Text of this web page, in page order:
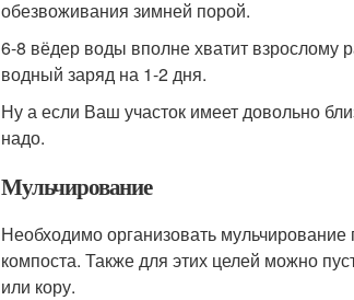
обезвоживания зимней порой.
6-8 вёдер воды вполне хватит взрослому
водный заряд на 1-2 дня.
Ну а если Ваш участок имеет довольно
надо.
Мульчирование
Необходимо организовать
компоста. Также для этих целей можно
или кору.